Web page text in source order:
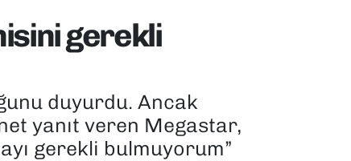
gerekli
duyurdu. Ancak
yanıt veren Megastar,
gerekli bulmuyorum”